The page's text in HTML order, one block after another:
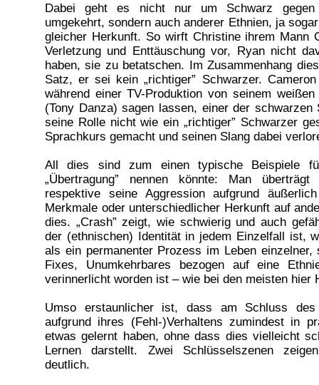
Dabei geht es nicht nur um Schwarz gegen
umgekehrt, sondern auch anderer Ethnien, ja
gleicher Herkunft. So wirft Christine ihrem Mann
Verletzung und Enttäuschung vor, Ryan nicht
haben, sie zu betatschen. Im Zusammenhang
Satz, er sei kein „richtiger” Schwarzer.
während einer TV-Produktion von seinem
(Tony Danza) sagen lassen, einer der schwarzen
seine Rolle nicht wie ein „richtiger” Schwarzer
Sprachkurs gemacht und seinen Slang dabei
All dies sind zum einen typische Beispiele
„Übertragung” nennen könnte: Man überträgt
respektive seine Aggression aufgrund
Merkmale oder unterschiedlicher Herkunft auf
dies. „Crash” zeigt, wie schwierig und auch
der (ethnischen) Identität in jedem Einzelfall ist,
als ein permanenter Prozess im Leben einzelner,
Fixes, Unumkehrbares bezogen auf eine
verinnerlicht worden ist – wie bei den meisten hier
Umso erstaunlicher ist, dass am Schluss
aufgrund ihres (Fehl-)Verhaltens zumindest in
etwas gelernt haben, ohne dass dies vielleicht
Lernen darstellt. Zwei Schlüsselszenen
deutlich.